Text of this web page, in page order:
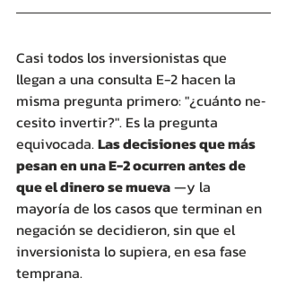
Casi todos los inversionistas que
llegan a una consulta E-2 hacen la
misma pregunta primero: "¿cuánto ne‐
cesito invertir?". Es la pregunta
equivocada. Las decisiones que más
pesan en una E-2 ocurren antes de
que el dinero se mueva —y la
mayoría de los casos que terminan en
negación se decidieron, sin que el
inversionista lo supiera, en esa fase
temprana.